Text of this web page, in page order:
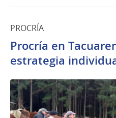
PROCRÍA
Procría en
estrategia